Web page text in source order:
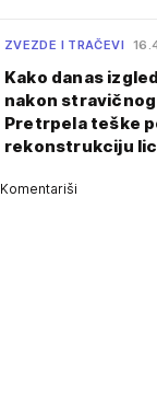
ZVEZDE I TRAČEVI
Kako danas
nakon
Pretrpela teške
rekonstrukciju
Komentariši